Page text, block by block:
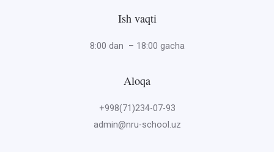
Ish vaqti
8:00 dan – 18:00 gacha
Aloqa
+998(71)234-07-93
admin@nru-school.uz